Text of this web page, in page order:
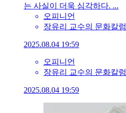
는 사실이 더욱 심각하다. ...
오피니언
장유리 교수의 문화칼럼
2025.08.04 19:59
오피니언
장유리 교수의 문화칼럼
2025.08.04 19:59